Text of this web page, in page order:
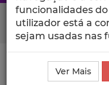
Search Button
Ciência_Iscte
Científicas e Citações
funcionalidades
utilizador está a
sejam usadas nas
Ver Mais